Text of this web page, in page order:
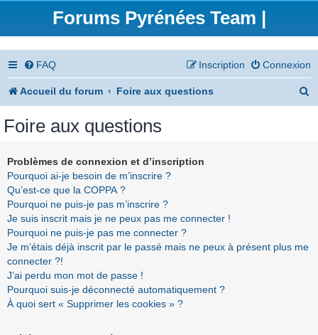
Forums Pyrénées Team |
FAQ Connexion
Inscription
Accueil du forum Foire aux questions
Foire aux questions
Problèmes de connexion et d’inscription
Pourquoi ai-je besoin de m’inscrire ?
Qu’est-ce que la COPPA ?
Pourquoi ne puis-je pas m’inscrire ?
Je suis inscrit mais je ne peux pas me connecter !
Pourquoi ne puis-je pas me connecter ?
Je m’étais déjà inscrit par le passé mais ne peux à présent plus me
connecter ?!
J’ai perdu mon mot de passe !
Pourquoi suis-je déconnecté automatiquement ?
À quoi sert « Supprimer les cookies » ?